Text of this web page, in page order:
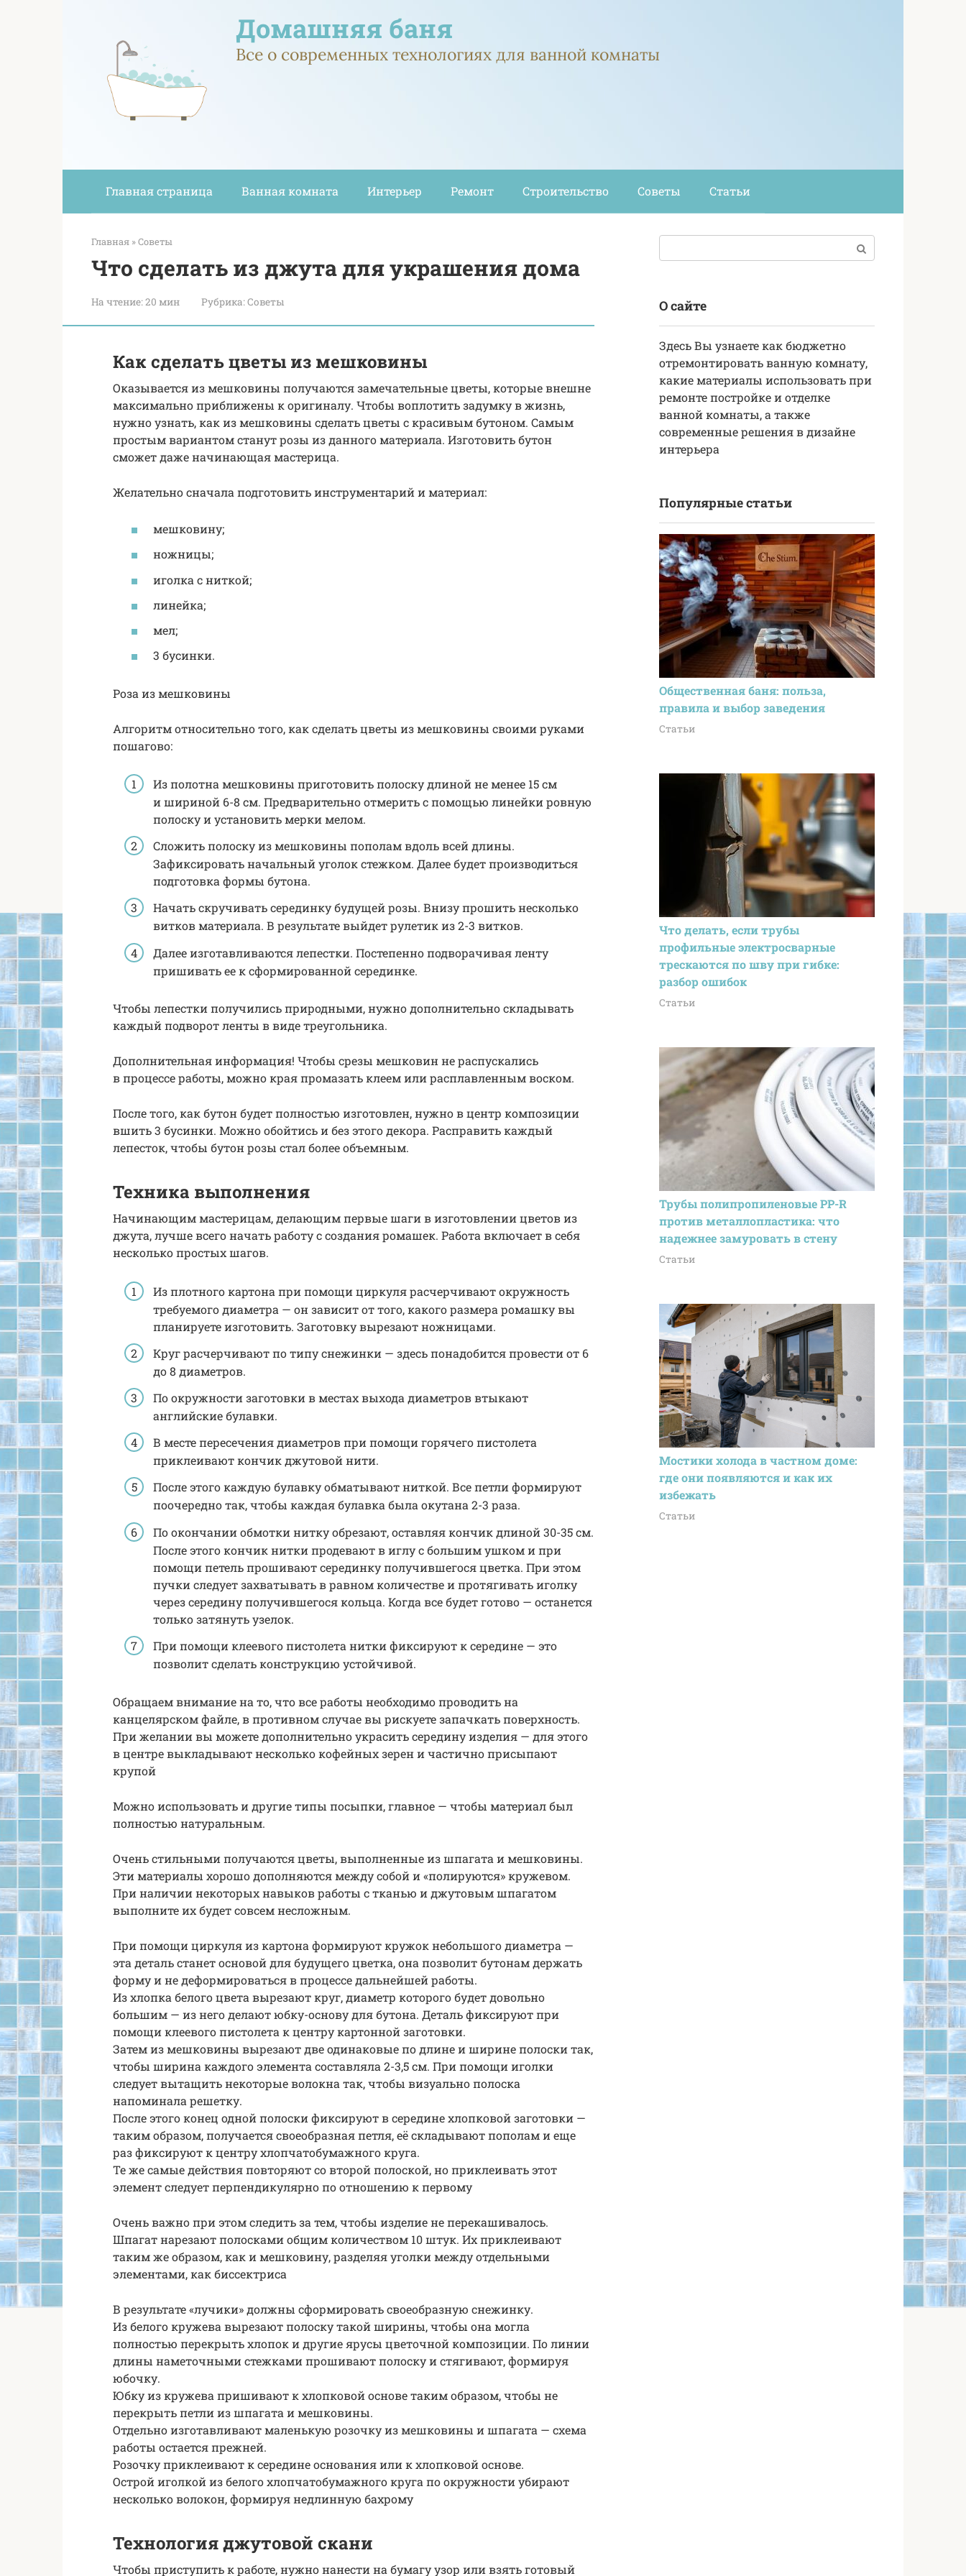
Домашняя баня
Все о современных технологиях для ванной комнаты
Главная страница Ванная комната Интерьер Ремонт Строительство Советы Статьи
Главная »Советы
Что сделать из джута для украшения дома
На чтение:20 мин Рубрика:Советы
Как сделать цветы из мешковины
Оказывается из мешковины получаются замечательные цветы, которые внешне
максимально приближены к оригиналу. Чтобы воплотить задумку в жизнь,
нужно узнать, как из мешковины сделать цветы с красивым бутоном. Самым
простым вариантом станут розы из данного материала. Изготовить бутон
сможет даже начинающая мастерица.
Желательно сначала подготовить инструментарий и материал:
мешковину;
ножницы;
иголка с ниткой;
линейка;
мел;
3 бусинки.
Роза из мешковины
Алгоритм относительно того, как сделать цветы из мешковины своими руками
пошагово:
Из полотна мешковины приготовить полоску длиной не менее 15 см
и шириной 6-8 см. Предварительно отмерить с помощью линейки ровную
полоску и установить мерки мелом.
Сложить полоску из мешковины пополам вдоль всей длины.
Зафиксировать начальный уголок стежком. Далее будет производиться
подготовка формы бутона.
Начать скручивать серединку будущей розы. Внизу прошить несколько
витков материала. В результате выйдет рулетик из 2-3 витков.
Далее изготавливаются лепестки. Постепенно подворачивая ленту
пришивать ее к сформированной серединке.
Чтобы лепестки получились природными, нужно дополнительно складывать
каждый подворот ленты в виде треугольника.
Дополнительная информация! Чтобы срезы мешковин не распускались
в процессе работы, можно края промазать клеем или расплавленным воском.
После того, как бутон будет полностью изготовлен, нужно в центр композиции
вшить 3 бусинки. Можно обойтись и без этого декора. Расправить каждый
лепесток, чтобы бутон розы стал более объемным.
Техника выполнения
Начинающим мастерицам, делающим первые шаги в изготовлении цветов из
джута, лучше всего начать работу с создания ромашек. Работа включает в себя
несколько простых шагов.
Из плотного картона при помощи циркуля расчерчивают окружность
требуемого диаметра — он зависит от того, какого размера ромашку вы
планируете изготовить. Заготовку вырезают ножницами.
Круг расчерчивают по типу снежинки — здесь понадобится провести от 6
до 8 диаметров.
По окружности заготовки в местах выхода диаметров втыкают
английские булавки.
В месте пересечения диаметров при помощи горячего пистолета
приклеивают кончик джутовой нити.
После этого каждую булавку обматывают ниткой. Все петли формируют
поочередно так, чтобы каждая булавка была окутана 2-3 раза.
По окончании обмотки нитку обрезают, оставляя кончик длиной 30-35 см.
После этого кончик нитки продевают в иглу с большим ушком и при
помощи петель прошивают серединку получившегося цветка. При этом
пучки следует захватывать в равном количестве и протягивать иголку
через середину получившегося кольца. Когда все будет готово — останется
только затянуть узелок.
При помощи клеевого пистолета нитки фиксируют к середине — это
позволит сделать конструкцию устойчивой.
Обращаем внимание на то, что все работы необходимо проводить на
канцелярском файле, в противном случае вы рискуете запачкать поверхность.
При желании вы можете дополнительно украсить середину изделия — для этого
в центре выкладывают несколько кофейных зерен и частично присыпают
крупой
Можно использовать и другие типы посыпки, главное — чтобы материал был
полностью натуральным.
Очень стильными получаются цветы, выполненные из шпагата и мешковины.
Эти материалы хорошо дополняются между собой и «полируются» кружевом.
При наличии некоторых навыков работы с тканью и джутовым шпагатом
выполните их будет совсем несложным.
При помощи циркуля из картона формируют кружок небольшого диаметра —
эта деталь станет основой для будущего цветка, она позволит бутонам держать
форму и не деформироваться в процессе дальнейшей работы.
Из хлопка белого цвета вырезают круг, диаметр которого будет довольно
большим — из него делают юбку-основу для бутона. Деталь фиксируют при
помощи клеевого пистолета к центру картонной заготовки.
Затем из мешковины вырезают две одинаковые по длине и ширине полоски так,
чтобы ширина каждого элемента составляла 2-3,5 см. При помощи иголки
следует вытащить некоторые волокна так, чтобы визуально полоска
напоминала решетку.
После этого конец одной полоски фиксируют в середине хлопковой заготовки —
таким образом, получается своеобразная петля, её складывают пополам и еще
раз фиксируют к центру хлопчатобумажного круга.
Те же самые действия повторяют со второй полоской, но приклеивать этот
элемент следует перпендикулярно по отношению к первому
Очень важно при этом следить за тем, чтобы изделие не перекашивалось.
Шпагат нарезают полосками общим количеством 10 штук. Их приклеивают
таким же образом, как и мешковину, разделяя уголки между отдельными
элементами, как биссектриса
В результате «лучики» должны сформировать своеобразную снежинку.
Из белого кружева вырезают полоску такой ширины, чтобы она могла
полностью перекрыть хлопок и другие ярусы цветочной композиции. По линии
длины наметочными стежками прошивают полоску и стягивают, формируя
юбочку.
Юбку из кружева пришивают к хлопковой основе таким образом, чтобы не
перекрыть петли из шпагата и мешковины.
Отдельно изготавливают маленькую розочку из мешковины и шпагата — схема
работы остается прежней.
Розочку приклеивают к середине основания или к хлопковой основе.
Острой иголкой из белого хлопчатобумажного круга по окружности убирают
несколько волокон, формируя недлинную бахрому
Технология джутовой скани
Чтобы приступить к работе, нужно нанести на бумагу узор или взять готовый
О сайте
Здесь Вы узнаете как бюджетно
отремонтировать ванную комнату,
какие материалы использовать при
ремонте постройке и отделке
ванной комнаты, а также
современные решения в дизайне
интерьера
Популярные статьи
Общественная баня: польза,
правила и выбор заведения
Статьи
Что делать, если трубы
профильные электросварные
трескаются по шву при гибке:
разбор ошибок
Статьи
Трубы полипропиленовые PP-R
против металлопластика: что
надежнее замуровать в стену
Статьи
Мостики холода в частном доме:
где они появляются и как их
избежать
Статьи